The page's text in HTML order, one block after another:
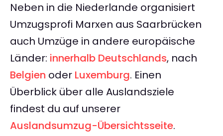
Neben in die Niederlande organisiert
Umzugsprofi Marxen aus Saarbrücken
auch Umzüge in andere europäische
Länder: innerhalb Deutschlands, nach
Belgien oder Luxemburg. Einen
Überblick über alle Auslandsziele
findest du auf unserer
Auslandsumzug-Übersichtsseite.